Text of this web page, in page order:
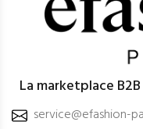
La marketplace
service@efashion-